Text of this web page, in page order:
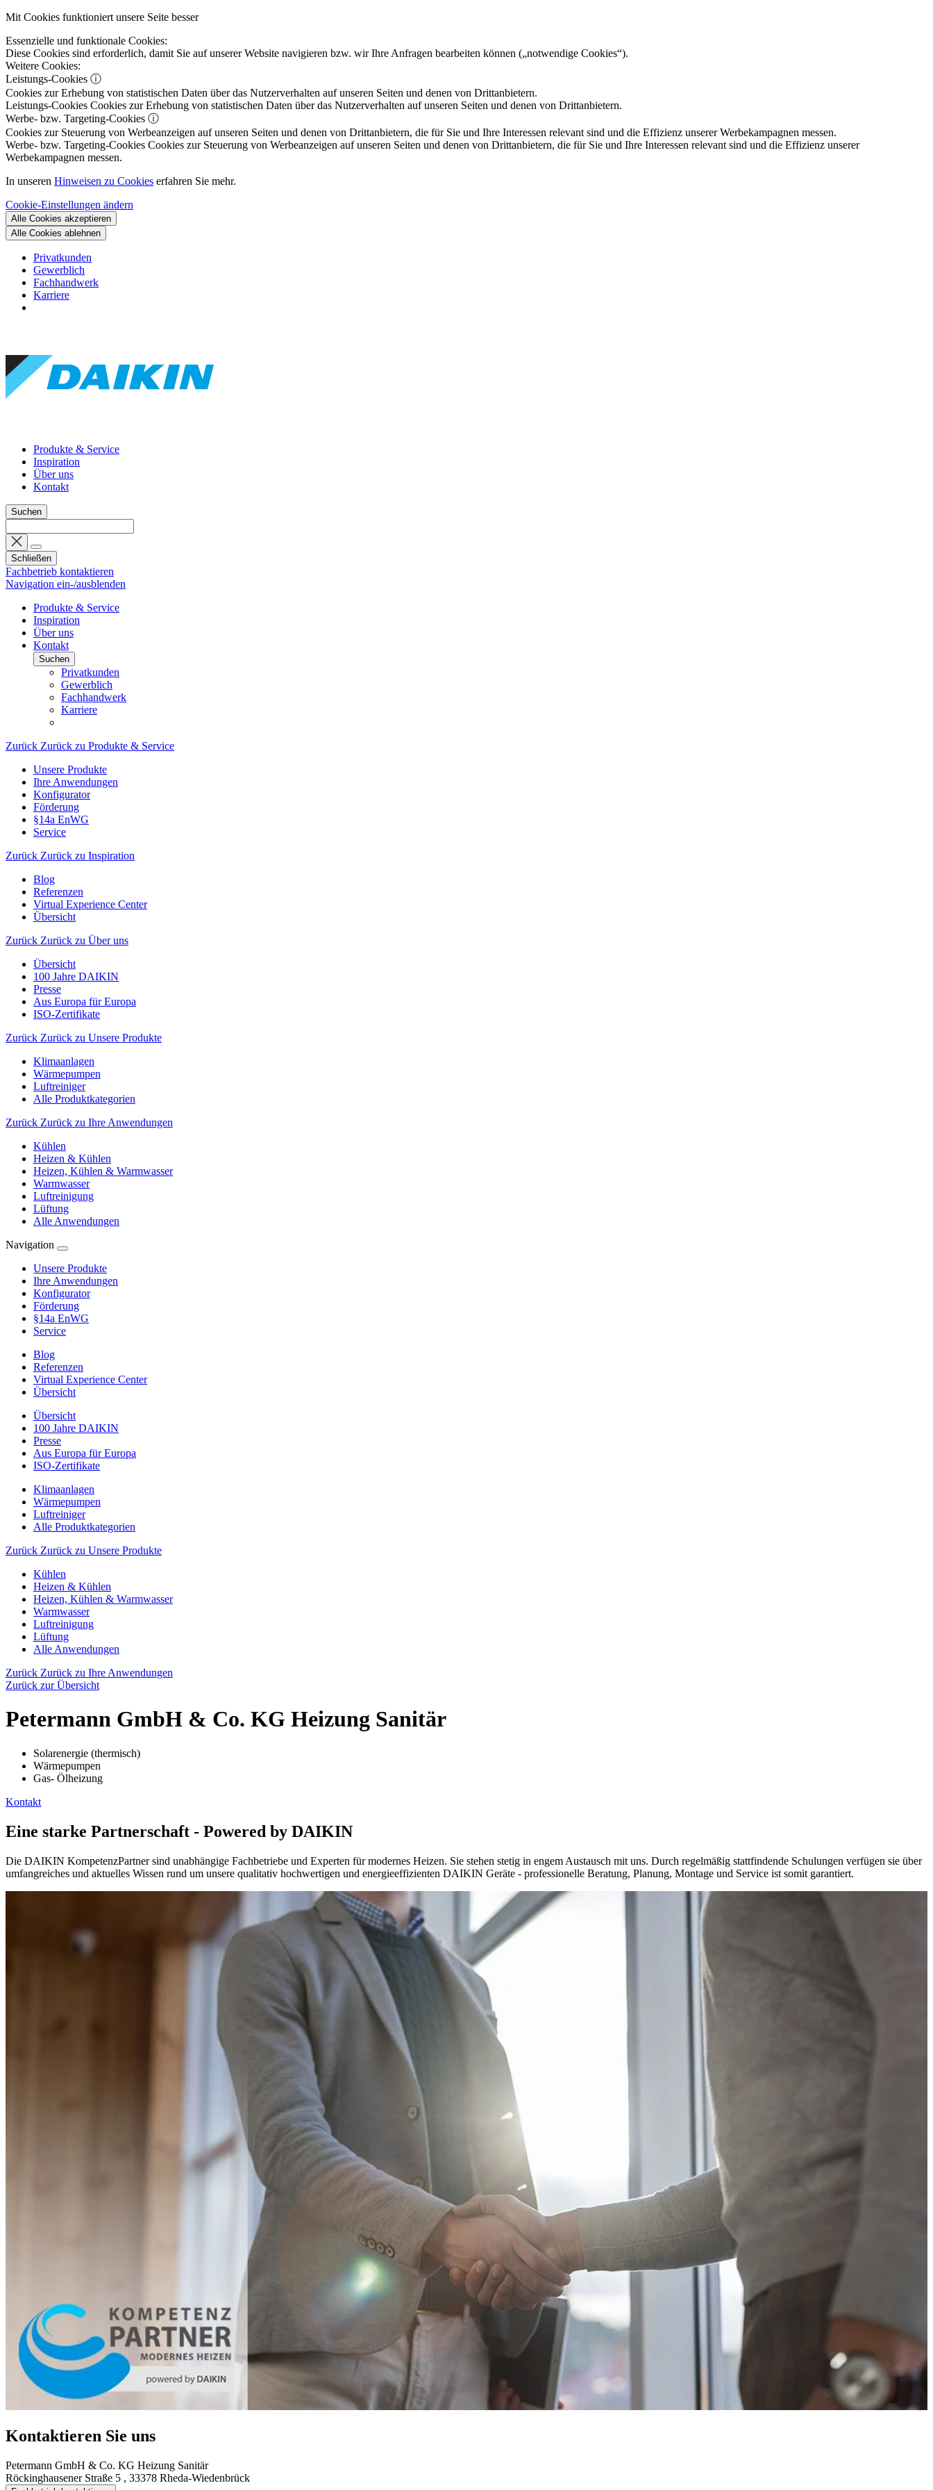
Mit Cookies funktioniert unsere Seite besser
Essenzielle und funktionale Cookies:
Diese Cookies sind erforderlich, damit Sie auf unserer Website navigieren bzw. wir Ihre Anfragen bearbeiten können („notwendige Cookies“).
Weitere Cookies:
Leistungs-Cookies ⓘ
Cookies zur Erhebung von statistischen Daten über das Nutzerverhalten auf unseren Seiten und denen von Drittanbietern.
Leistungs-Cookies Cookies zur Erhebung von statistischen Daten über das Nutzerverhalten auf unseren Seiten und denen von Drittanbietern.
Werbe- bzw. Targeting-Cookies ⓘ
Cookies zur Steuerung von Werbeanzeigen auf unseren Seiten und denen von Drittanbietern, die für Sie und Ihre Interessen relevant sind und die Effizienz unserer Werbekampagnen messen.
Werbe- bzw. Targeting-Cookies Cookies zur Steuerung von Werbeanzeigen auf unseren Seiten und denen von Drittanbietern, die für Sie und Ihre Interessen relevant sind und die Effizienz unserer
Werbekampagnen messen.
In unseren Hinweisen zu Cookies erfahren Sie mehr.
Cookie-Einstellungen ändern
Alle Cookies akzeptieren
Alle Cookies ablehnen
Privatkunden
Gewerblich
Fachhandwerk
Karriere
Produkte & Service
Inspiration
Über uns
Kontakt
Suchen
Schließen
Fachbetrieb kontaktieren
Navigation ein-/ausblenden
Produkte & Service
Inspiration
Über uns
Kontakt
Suchen
Privatkunden
Gewerblich
Fachhandwerk
Karriere
Zurück Zurück zu Produkte & Service
Unsere Produkte
Ihre Anwendungen
Konfigurator
Förderung
§14a EnWG
Service
Zurück Zurück zu Inspiration
Blog
Referenzen
Virtual Experience Center
Übersicht
Zurück Zurück zu Über uns
Übersicht
100 Jahre DAIKIN
Presse
Aus Europa für Europa
ISO-Zertifikate
Zurück Zurück zu Unsere Produkte
Klimaanlagen
Wärmepumpen
Luftreiniger
Alle Produktkategorien
Zurück Zurück zu Ihre Anwendungen
Kühlen
Heizen & Kühlen
Heizen, Kühlen & Warmwasser
Warmwasser
Luftreinigung
Lüftung
Alle Anwendungen
Navigation
Unsere Produkte
Ihre Anwendungen
Konfigurator
Förderung
§14a EnWG
Service
Blog
Referenzen
Virtual Experience Center
Übersicht
Übersicht
100 Jahre DAIKIN
Presse
Aus Europa für Europa
ISO-Zertifikate
Klimaanlagen
Wärmepumpen
Luftreiniger
Alle Produktkategorien
Zurück Zurück zu Unsere Produkte
Kühlen
Heizen & Kühlen
Heizen, Kühlen & Warmwasser
Warmwasser
Luftreinigung
Lüftung
Alle Anwendungen
Zurück Zurück zu Ihre Anwendungen
Zurück zur Übersicht
Petermann GmbH & Co. KG Heizung Sanitär
Solarenergie (thermisch)
Wärmepumpen
Gas- Ölheizung
Kontakt
Eine starke Partnerschaft - Powered by DAIKIN
Die DAIKIN KompetenzPartner sind unabhängige Fachbetriebe und Experten für modernes Heizen. Sie stehen stetig in engem Austausch mit uns. Durch regelmäßig stattfindende Schulungen verfügen sie über
umfangreiches und aktuelles Wissen rund um unsere qualitativ hochwertigen und energieeffizienten DAIKIN Geräte - professionelle Beratung, Planung, Montage und Service ist somit garantiert.
Kontaktieren Sie uns
Petermann GmbH & Co. KG Heizung Sanitär
Röckinghausener Straße 5 , 33378 Rheda-Wiedenbrück